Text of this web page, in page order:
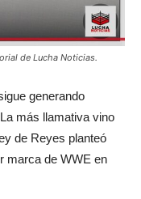
de Lucha Noticias.
generando
más llamativa vino
de Reyes planteó
marca de WWE en